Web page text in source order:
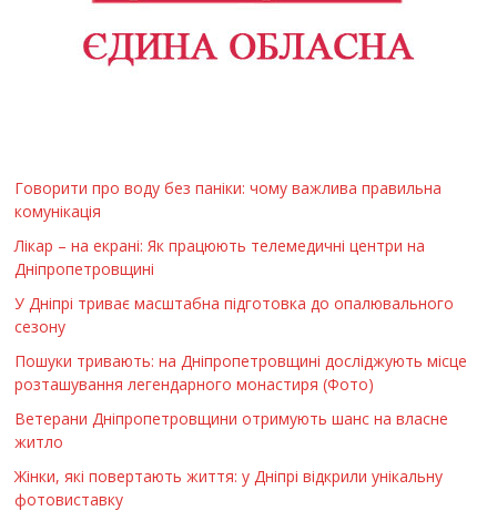
Говорити про воду без паніки: чому важлива правильна
комунікація
Лікар – на екрані: Як працюють телемедичні центри на
Дніпропетровщині
У Дніпрі триває масштабна підготовка до опалювального
сезону
Пошуки тривають: на Дніпропетровщині досліджують місце
розташування легендарного монастиря (Фото)
Ветерани Дніпропетровщини отримують шанс на власне
житло
Жінки, які повертають життя: у Дніпрі відкрили унікальну
фотовиставку